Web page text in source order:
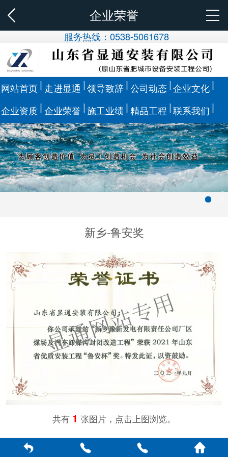
企业荣誉
服务热线：0538-5061678
网站首页 走进显通 领导致辞 公司动态 企业文化
企业资质 企业荣誉 施工业绩 精品工程 联系我们
新乡-鲁安奖
共有 1 张图片，点击上图浏览。